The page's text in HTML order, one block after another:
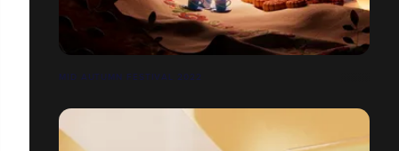
MID AUTUMN FESTIVAL 2022